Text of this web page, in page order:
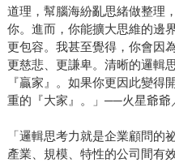
道理，幫腦海紛亂思緒做整理
你。進而，你能擴大思維的邊
更包容。我甚至覺得，你會因
更慈悲、更謙卑。清晰的邏輯
『贏家』。如果你更因此變得
重的『大家』。」──火星爺爺
「邏輯思考力就是企業顧問的
產業、規模、特性的公司間有